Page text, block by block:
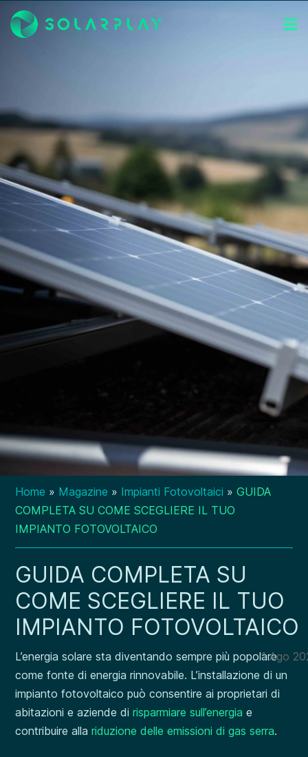
Home » Magazine » Impianti Fotovoltaici »GUIDA
COMPLETA SU COME SCEGLIERE IL TUO
IMPIANTO FOTOVOLTAICO
GUIDA COMPLETA SU
COME SCEGLIERE IL TUO
IMPIANTO FOTOVOLTAICO
1 Ago
L’energia solare sta diventando sempre più popolare
come fonte di energia rinnovabile. L’installazione di un
impianto fotovoltaico può consentire ai proprietari di
abitazioni e aziende dirisparmiare sull’energia e
contribuire alla riduzione delle emissioni di gas serra.